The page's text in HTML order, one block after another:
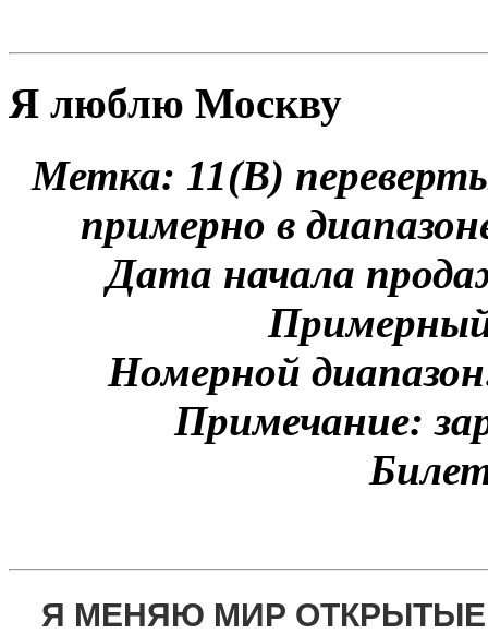
Я люблю Москву
Метка: 11(B)
примерно в
Дата начала
Номерной
Примечание:
Я МЕНЯЮ МИР ОТКРЫТЫЕ